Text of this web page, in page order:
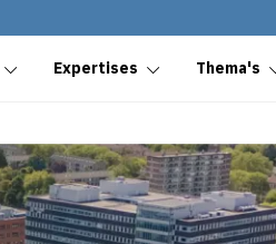
Expertises Thema's